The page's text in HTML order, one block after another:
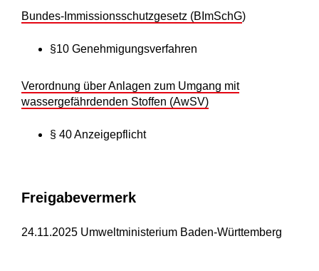
Bundes-Immissionsschutzgesetz (BImSchG)
§10 Genehmigungsverfahren
Verordnung über Anlagen zum Umgang mit
wassergefährdenden Stoffen (AwSV)
§ 40 Anzeigepflicht
Freigabevermerk
24.11.2025 Umweltministerium Baden-Württemberg